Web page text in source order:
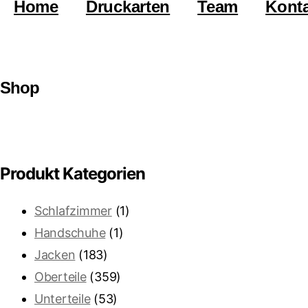
Home Druckarten Team
Shop
Produkt Kategorien
Schlafzimmer (1)
Handschuhe (1)
Jacken (183)
Oberteile (359)
Unterteile (53)